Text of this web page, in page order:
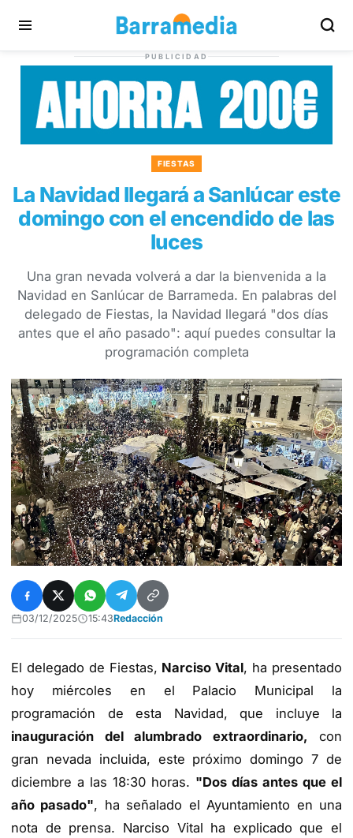
PUBLICIDAD
FIESTAS
La Navidad llegará a Sanlúcar este
domingo con el encendido de las
luces
Una gran nevada volverá a dar la bienvenida a la
Navidad en Sanlúcar de Barrameda. En palabras del
delegado de Fiestas, la Navidad llegará "dos días
antes que el año pasado": aquí puedes consultar la
programación completa
03/12/2025 15:43Redacción
El delegado de Fiestas, Narciso Vital, ha presentado
hoy miércoles en el Palacio Municipal la
programación de esta Navidad, que incluye la
inauguración del alumbrado extraordinario, con
gran nevada incluida, este próximo domingo 7 de
diciembre a las 18:30 horas. "Dos días antes que el
año pasado", ha señalado el Ayuntamiento en una
nota de prensa. Narciso Vital ha explicado que el